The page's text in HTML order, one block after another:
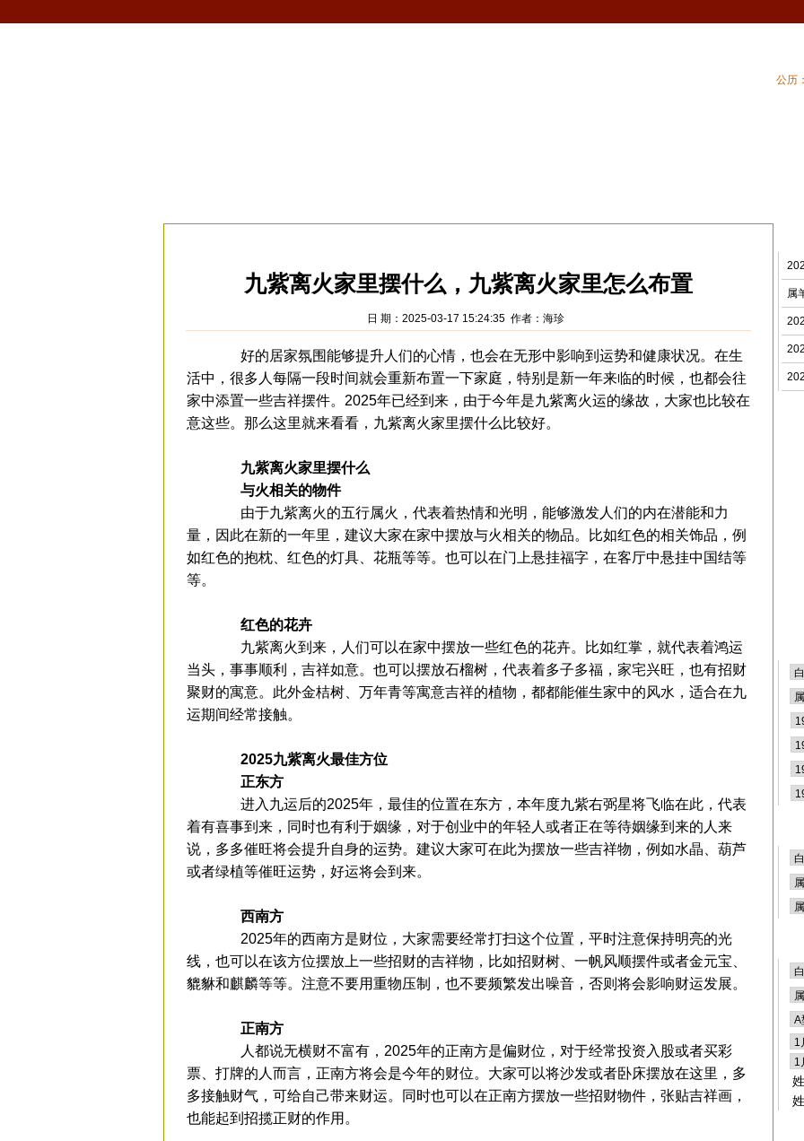
公历
九紫离火家里摆什么，九紫离火家里怎么布置
日 期：2025-03-17 15:24:35 作者：海珍
好的居家氛围能够提升人们的心情，也会在无形中影响到运势和健康状况。在生
活中，很多人每隔一段时间就会重新布置一下家庭，特别是新一年来临的时候，也都会往
家中添置一些吉祥摆件。2025年已经到来，由于今年是九紫离火运的缘故，大家也比较在
意这些。那么这里就来看看，九紫离火家里摆什么比较好。
九紫离火家里摆什么
与火相关的物件
由于九紫离火的五行属火，代表着热情和光明，能够激发人们的内在潜能和力
量，因此在新的一年里，建议大家在家中摆放与火相关的物品。比如红色的相关饰品，例
如红色的抱枕、红色的灯具、花瓶等等。也可以在门上悬挂福字，在客厅中悬挂中国结等
等。
红色的花卉
九紫离火到来，人们可以在家中摆放一些红色的花卉。比如红掌，就代表着鸿运
当头，事事顺利，吉祥如意。也可以摆放石榴树，代表着多子多福，家宅兴旺，也有招财
聚财的寓意。此外金桔树、万年青等寓意吉祥的植物，都都能催生家中的风水，适合在九
运期间经常接触。
2025九紫离火最佳方位
正东方
进入九运后的2025年，最佳的位置在东方，本年度九紫右弼星将飞临在此，代表
着有喜事到来，同时也有利于姻缘，对于创业中的年轻人或者正在等待姻缘到来的人来
说，多多催旺将会提升自身的运势。建议大家可在此为摆放一些吉祥物，例如水晶、葫芦
或者绿植等催旺运势，好运将会到来。
西南方
2025年的西南方是财位，大家需要经常打扫这个位置，平时注意保持明亮的光
线，也可以在该方位摆放上一些招财的吉祥物，比如招财树、一帆风顺摆件或者金元宝、
貔貅和麒麟等等。注意不要用重物压制，也不要频繁发出噪音，否则将会影响财运发展。
正南方
人都说无横财不富有，2025年的正南方是偏财位，对于经常投资入股或者买彩
票、打牌的人而言，正南方将会是今年的财位。大家可以将沙发或者卧床摆放在这里，多
多接触财气，可给自己带来财运。同时也可以在正南方摆放一些招财物件，张贴吉祥画，
也能起到招揽正财的作用。
属
姓
姓